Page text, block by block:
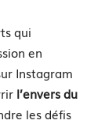
qui
en
Instagram
l’envers du
les défis